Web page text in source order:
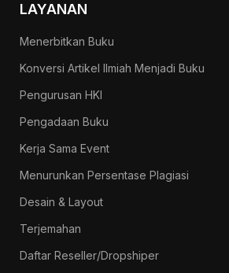
LAYANAN
Menerbitkan Buku
Konversi Artikel Ilmiah Menjadi Buku
Pengurusan HKI
Pengadaan Buku
Kerja Sama Event
Menurunkan Persentase Plagiasi
Desain & Layout
Terjemahan
Daftar Reseller/Dropshiper